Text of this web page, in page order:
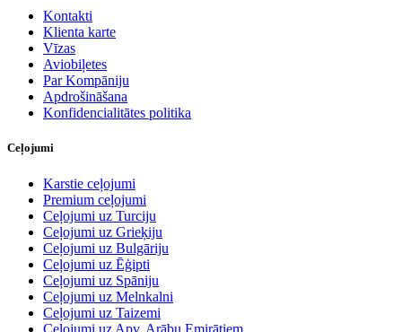
Kontakti
Klienta karte
Vīzas
Aviobiļetes
Par Kompāniju
Apdrošināšana
Konfidencialitātes politika
Ceļojumi
Karstie ceļojumi
Premium ceļojumi
Ceļojumi uz Turciju
Ceļojumi uz Grieķiju
Ceļojumi uz Bulgāriju
Ceļojumi uz Ēģipti
Ceļojumi uz Spāniju
Ceļojumi uz Melnkalni
Ceļojumi uz Taizemi
Ceļojumi uz Apv. Arābu Emirātiem